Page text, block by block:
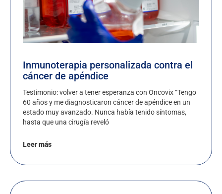
Inmunoterapia personalizada contra el
cáncer de apéndice
Testimonio: volver a tener esperanza con Oncovix “Tengo
60 años y me diagnosticaron cáncer de apéndice en un
estado muy avanzado. Nunca había tenido síntomas,
hasta que una cirugía reveló
Leer más